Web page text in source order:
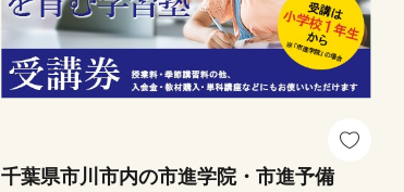
千葉県市川市内の市進学院・市進予備